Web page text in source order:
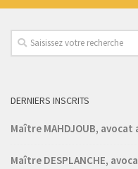
DERNIERS INSCRITS
Maître MAHDJOUB, avocat
Maître DESPLANCHE,